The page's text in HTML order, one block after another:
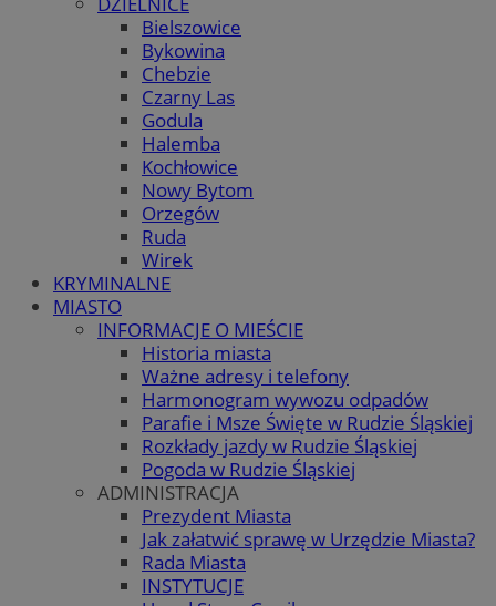
Bielszowice
Bykowina
Chebzie
Czarny Las
Godula
Halemba
Kochłowice
Nowy Bytom
Orzegów
Ruda
Wirek
KRYMINALNE
MIASTO
INFORMACJE O MIEŚCIE
Historia miasta
Ważne adresy i telefony
Harmonogram wywozu odpadów
Parafie i Msze Święte w Rudzie Śląskiej
Rozkłady jazdy w Rudzie Śląskiej
Pogoda w Rudzie Śląskiej
ADMINISTRACJA
Prezydent Miasta
Jak załatwić sprawę w Urzędzie Miasta?
Rada Miasta
INSTYTUCJE